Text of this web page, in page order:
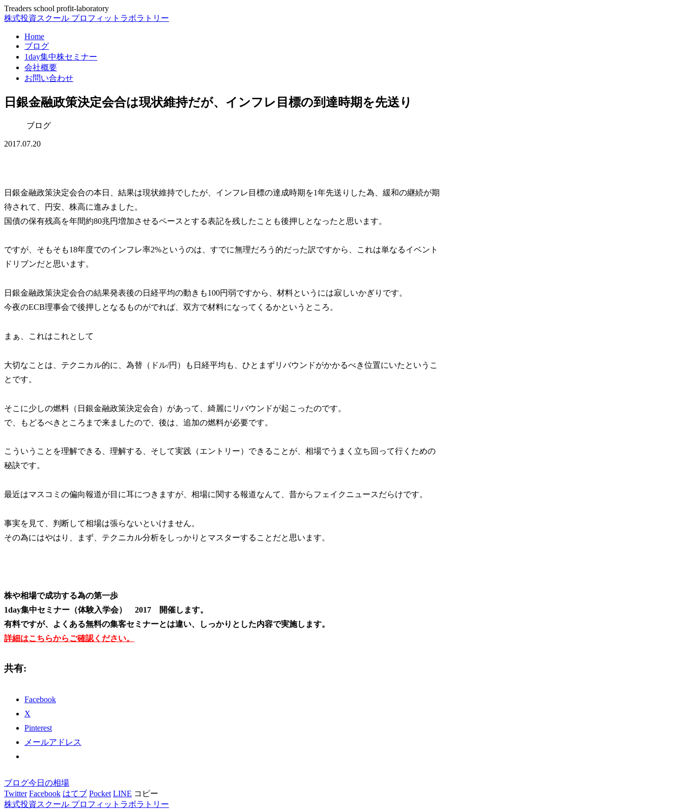
Treaders school profit-laboratory
株式投資スクール プロフィットラボラトリー
Home
ブログ
1day集中株セミナー
会社概要
お問い合わせ
日銀金融政策決定会合は現状維持だが、インフレ目標の到達時期を先送り
ブログ
2017.07.20
日銀金融政策決定会合の本日、結果は現状維持でしたが、インフレ目標の達成時期を1年先送りした為、緩和の継続が期
待されて、円安、株高に進みました。
国債の保有残高を年間約80兆円増加させるペースとする表記を残したことも後押しとなったと思います。
ですが、そもそも18年度でのインフレ率2%というのは、すでに無理だろう的だった訳ですから、これは単なるイベント
ドリブンだと思います。
日銀金融政策決定会合の結果発表後の日経平均の動きも100円弱ですから、材料というには寂しいかぎりです。
今夜のECB理事会で後押しとなるものがでれば、双方で材料になってくるかというところ。
まぁ、これはこれとして
大切なことは、テクニカル的に、為替（ドル/円）も日経平均も、ひとまずリバウンドがかかるべき位置にいたというこ
とです。
そこに少しの燃料（日銀金融政策決定会合）があって、綺麗にリバウンドが起こったのです。
で、もどるべきところまで来ましたので、後は、追加の燃料が必要です。
こういうことを理解できる、理解する、そして実践（エントリー）できることが、相場でうまく立ち回って行くための
秘訣です。
最近はマスコミの偏向報道が目に耳につきますが、相場に関する報道なんて、昔からフェイクニュースだらけです。
事実を見て、判断して相場は張らないといけません。
その為にはやはり、まず、テクニカル分析をしっかりとマスターすることだと思います。
株や相場で成功する為の第一歩
1day集中セミナー（体験入学会） 2017 開催します。
有料ですが、よくある無料の集客セミナーとは違い、しっかりとした内容で実施します。
詳細はこちらからご確認ください。
共有:
Facebook
X
Pinterest
メールアドレス
ブログ今日の相場
Twitter Facebook はてブ Pocket LINE コピー
株式投資スクール プロフィットラボラトリー